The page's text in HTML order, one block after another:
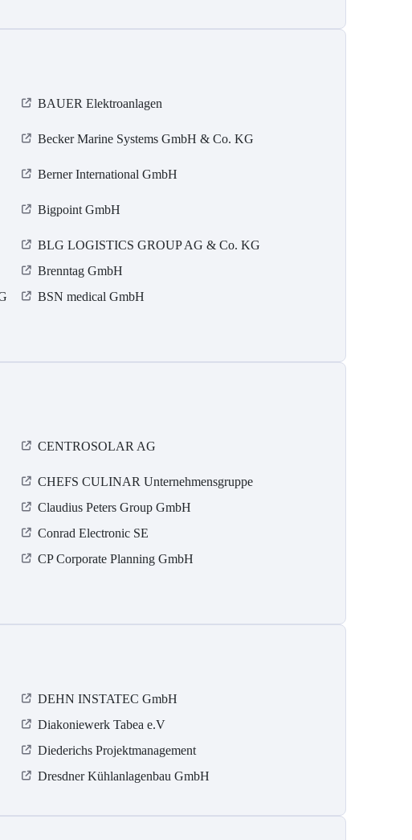
BAUER Elektroanlagen
Becker Marine Systems GmbH & Co. KG
Berner International GmbH
Bigpoint GmbH
BLG LOGISTICS GROUP AG & Co. KG
Brenntag GmbH
BSN medical GmbH
CENTROSOLAR AG
CHEFS CULINAR Unternehmensgruppe
Claudius Peters Group GmbH
Conrad Electronic SE
CP Corporate Planning GmbH
DEHN INSTATEC GmbH
Diakoniewerk Tabea e.V
Diederichs Projektmanagement
Dresdner Kühlanlagenbau GmbH